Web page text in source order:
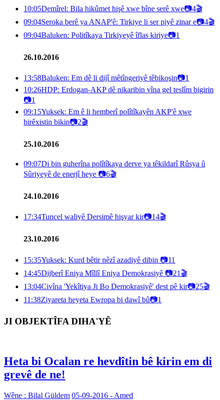
10:05Demîrel: Bila hikûmet hişê xwe bîne serê xwe📷4🎬
09:04Seroka berê ya ANAP'ê: Tirkiye li ser piyê zinar e📷4🎬
09:04Baluken: Politîkaya Tirkiyeyê îflas kiriye📷1
26.10.2016
13:58Baluken: Em dê li dijî mêtîngeriyê têbikoşin📷1
10:26HDP: Erdogan-AKP dê nikaribin vîna gel teslîm bigirin
📷1
09:15Yuksek: Em ê li hemberî polîtîkayên AKP'ê xwe
birêxistin bikin📷2🎬
25.10.2016
09:07Di bin guherîna polîtîkaya derve ya têkildarî Rûsya û
Sûriyeyê de enerjî heye 📷6🎬
24.10.2016
17:34Tuncel waliyê Dersimê hişyar kir📷14🎬
23.10.2016
15:35Yuksek: Kurd bêtir nêzî azadiyê dibin 📷11
14:45Dijberî Eniya Mîllî Eniya Demokrasiyê 📷21 🎬
13:04Civîna 'Yekîtiya Ji Bo Demokrasiyê' dest pê kir📷25🎬
11:38Ziyareta heyeta Ewropa bi dawî bû📷1
JI OBJEKTÎFA DIHA'YÊ
Heta bi Ocalan re hevdîtin bê kirin em di
grevê de ne!
Wêne : Bilal Güldem 05-09-2016 - Amed